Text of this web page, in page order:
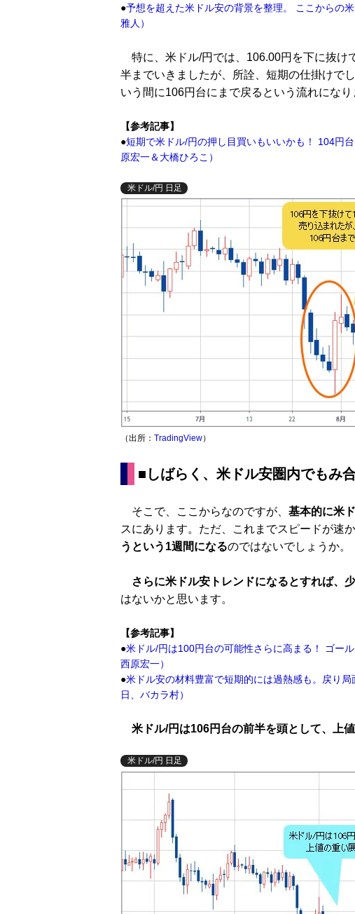
●予想を超えた米ドル安の背景を整理。 ここからの
雅人）
特に、米ドル/円では、106.00円を下に抜け
半までいきましたが、所詮、短期の仕掛けで
いう間に106円台にまで戻るという流れになり
【参考記事】
●短期で米ドル/円の押し目買いもいいかも！ 104円
原宏一＆大橋ひろこ）
米ドル/円 日足
（出所： TradingView）
■しばらく、米ドル安圏内でもみ
そこで、ここからなのですが、 基本的に米
スにあります。ただ、これまでスピードが速か
うという1週間になるのではないでしょうか。
さらに米ドル安トレンドになるとすれば、
はないかと思います。
【参考記事】
●米ドル/円は100円台の可能性さらに高まる！ ゴー
西原宏一）
●米ドル安の材料豊富で短期的には過熱感も。戻り
日、バカラ村）
米ドル/円は106円台の前半を頭として、上
米ドル/円 日足